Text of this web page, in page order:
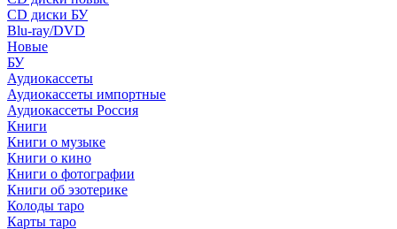
CD диски БУ
Blu-ray/DVD
Новые
БУ
Аудиокассеты
Аудиокассеты импортные
Аудиокассеты Россия
Книги
Книги о музыке
Книги о кино
Книги о фотографии
Книги об эзотерике
Колоды таро
Карты таро